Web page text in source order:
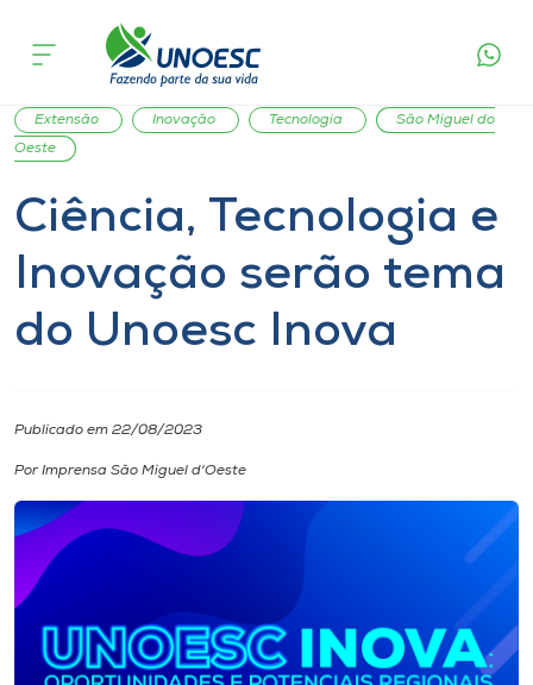
Cursos
Onde estamos
Pesquisa
Atendimento ao Estudante
Portal de Ensino
Internacionalização
I.nova
Diplomados
acontece
Notícia de evento
Extensão
Inovação Tecnologia
São Miguel do
Oeste
Ciência, Tecnologia e
Inovação serão tema
do Unoesc Inova
Publicado em 22/08/2023
Por Imprensa São Miguel d'Oeste